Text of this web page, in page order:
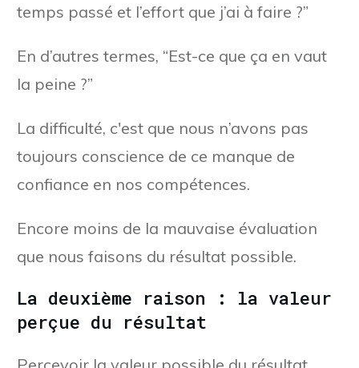
temps passé et l’effort que j’ai à faire ?”
En d’autres termes, “Est-ce que ça en vaut
la peine ?”
La difficulté, c'est que nous n’avons pas
toujours conscience de ce manque de
confiance en nos compétences.
Encore moins de la mauvaise évaluation
que nous faisons du résultat possible.
La deuxième raison : la valeur
perçue du résultat